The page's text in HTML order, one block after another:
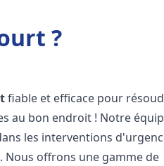
?
fiable et efficace pour
au bon endroit ! Notre
les interventions
offrons une gamme de